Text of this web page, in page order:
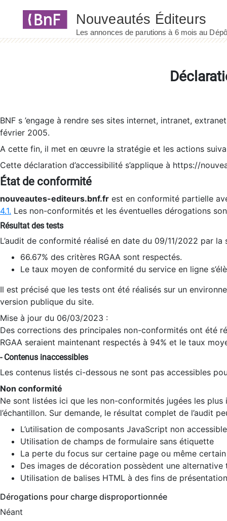
BNF s ’engage à rendre ses sites internet, intranet,
février 2005.
A cette fin, il met en œuvre la stratégie et les actions
Cette déclaration d’accessibilité s’applique à https://
État de conformité
nouveautes-editeurs.bnf.fr est en conformité partielle
4.1. Les non-conformités et les éventuelles dérogations
Résultat des tests
L’audit de conformité réalisé en date du 09/11/2022 par
66.67% des critères RGAA sont respectés.
Le taux moyen de conformité du service en ligne
Il est précisé que les tests ont été réalisés sur un
version publique du site.
Mise à jour du 06/03/2023 :
Des corrections des principales non-conformités ont été
RGAA seraient maintenant respectés à 94% et le taux
- Contenus inaccessibles
Les contenus listés ci-dessous ne sont pas accessibles
Non conformité
Ne sont listées ici que les non-conformités jugées les
l’échantillon. Sur demande, le résultat complet de l’audit
L’utilisation de composants JavaScript non
Utilisation de champs de formulaire sans étiquette
La perte du focus sur certaine page ou même
Des images de décoration possèdent une alternative
Utilisation de balises HTML à des fins de
Dérogations pour charge disproportionnée
Néant